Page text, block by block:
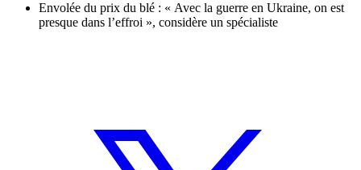
Envolée du prix du blé : « Avec la guerre en Ukraine, on est
presque dans l’effroi », considère un spécialiste